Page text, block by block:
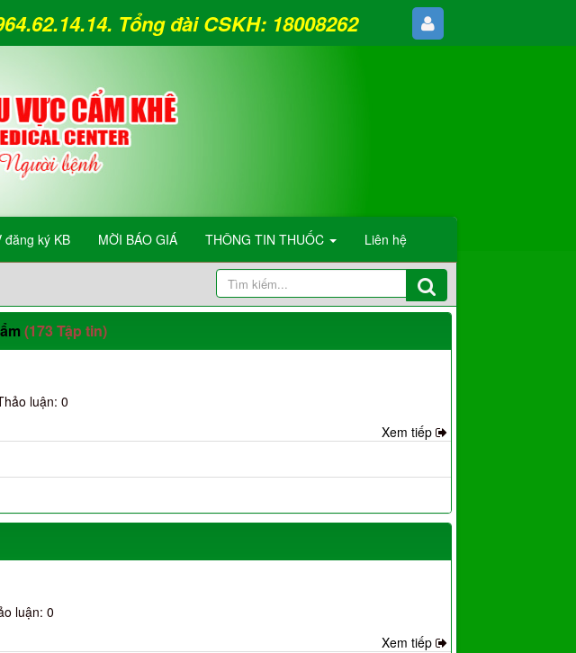
đăng ký KB MỜI BÁO GIÁ THÔNG TIN THUỐC Liên hệ
Tổng đài CSKH: 18008262
(173 Tập tin)
luận: 0
Xem tiếp
luận: 0
Xem tiếp